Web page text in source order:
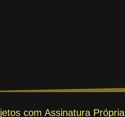
com Assinatura Própria